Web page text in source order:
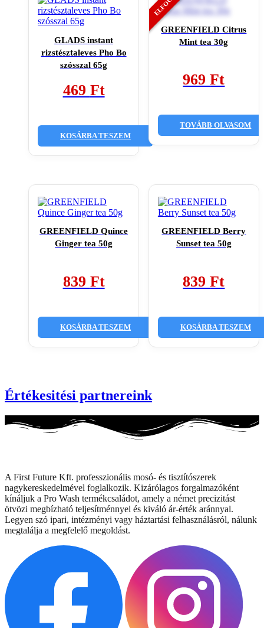
GLADS instant
rizstésztaleves Pho Bo
szósszal 65g
469 Ft
KOSÁRBA TESZEM
GREENFIELD Citrus
Mint tea 30g
969Ft
TOVÁBB OLVASOM
GREENFIELD Quince
Ginger tea 50g
839 Ft
KOSÁRBA TESZEM
GREENFIELD Berry
Sunset tea 50g
839Ft
KOSÁRBA TESZEM
Értékesitési partnereink
A First Future Kft. professzionális mosó- és tisztítószerek
nagykereskedelmével foglalkozik. Kizárólagos forgalmazóként
kínáljuk a Pro Wash termékcsaládot, amely a német precizitást
ötvözi megbízható teljesítménnyel és kiváló ár-érték aránnyal.
Legyen szó ipari, intézményi vagy háztartási felhasználásról, nálunk
megtalálja a megfelelő megoldást.